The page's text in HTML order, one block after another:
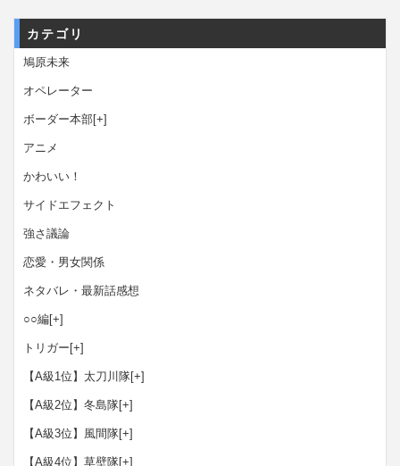
カテゴリ
鳩原未来
オペレーター
ボーダー本部[+]
アニメ
かわいい！
サイドエフェクト
強さ議論
恋愛・男女関係
ネタバレ・最新話感想
○○編[+]
トリガー [+]
【A級1位】太刀川隊[+]
【A級2位】冬島隊[+]
【A級3位】風間隊[+]
【A級4位】草壁隊[+]